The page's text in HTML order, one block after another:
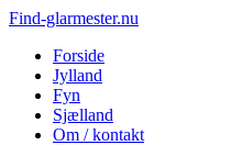
Find-glarmester.nu
Forside
Jylland
Fyn
Sjælland
Om / kontakt